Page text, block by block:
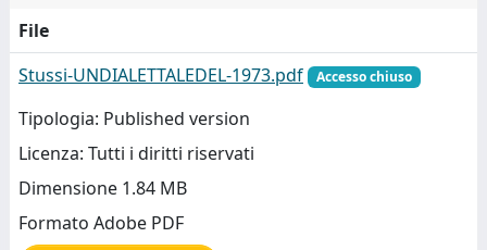
File
Stussi-UNDIALETTALEDEL-1973.pdf
Accesso chiuso
Tipologia: Published version
Licenza: Tutti i diritti riservati
Dimensione 1.84 MB
Formato Adobe PDF